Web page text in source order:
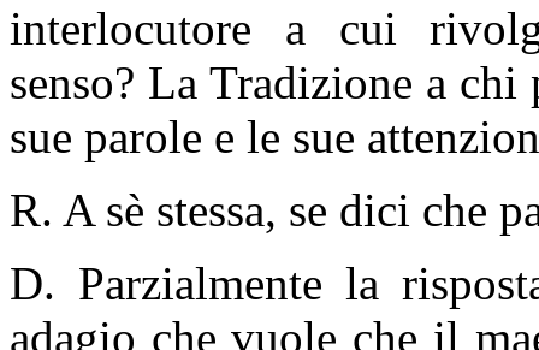
interlocutore a cui
senso? La Tradizione a
sue parole e le sue
R. A sè stessa, se dici che
D. Parzialmente la
adagio che vuole che il